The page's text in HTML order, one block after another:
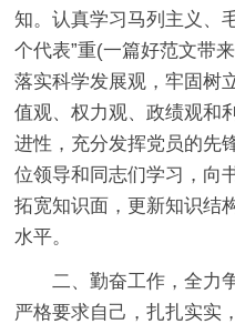
知。认真学习马列主义、
个代表”重(一篇好范文带
落实科学发展观，牢固树
值观、权力观、政绩观和
进性，充分发挥党员的先
位领导和同志们学习，向
拓宽知识面，更新知识结
水平。
二、勤奋工作，全力
严格要求自己，扎扎实实